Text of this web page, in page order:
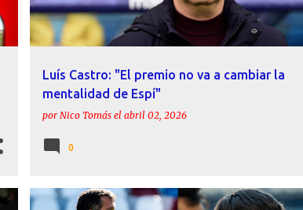
Luís Castro: "El premio no va a cambiar la
mentalidad de Espí"
por Nico Tomás el abril 02, 2026
0